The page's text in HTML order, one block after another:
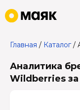
Главная / Каталог/
Аналитика
Wildberries за